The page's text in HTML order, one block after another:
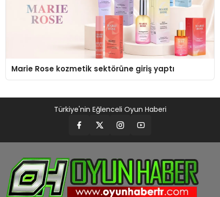
Marie Rose kozmetik sektörüne giriş yaptı
Türkiye'nin Eğlenceli Oyun Haberi